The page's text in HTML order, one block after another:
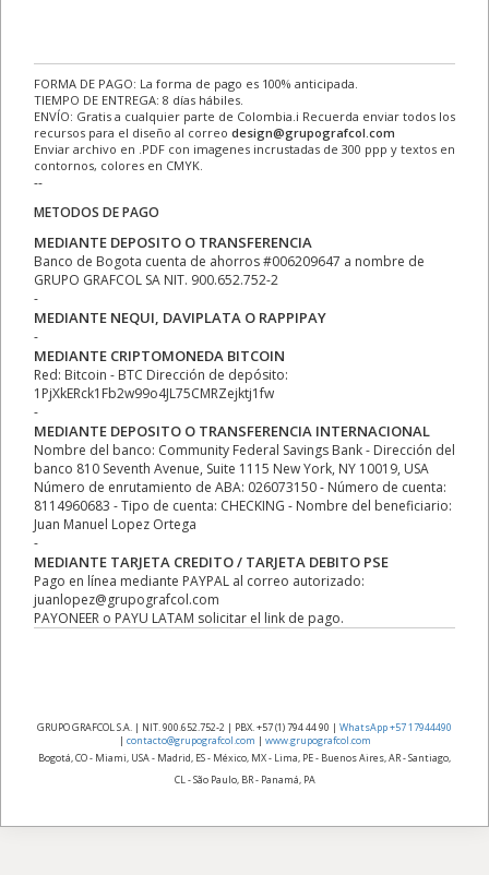
FORMA DE PAGO: La forma de pago es 100% anticipada.
TIEMPO DE ENTREGA: 8 días hábiles.
ENVÍO: Gratis a cualquier parte de Colombia.ℹ Recuerda enviar todos los
recursos para el diseño al correo design@grupografcol.com
Enviar archivo en .PDF con imagenes incrustadas de 300 ppp y textos en
contornos, colores en CMYK.
--
METODOS DE PAGO
MEDIANTE DEPOSITO O TRANSFERENCIA
Banco de Bogota cuenta de ahorros #006209647 a nombre de
GRUPO GRAFCOL SA NIT. 900.652.752-2
-
MEDIANTE NEQUI, DAVIPLATA O RAPPIPAY
-
MEDIANTE CRIPTOMONEDA BITCOIN
Red: Bitcoin - BTC Dirección de depósito:
1PjXkERck1Fb2w99o4JL75CMRZejktj1fw
-
MEDIANTE DEPOSITO O TRANSFERENCIA INTERNACIONAL
Nombre del banco: Community Federal Savings Bank - Dirección del
banco 810 Seventh Avenue, Suite 1115 New York, NY 10019, USA
Número de enrutamiento de ABA: 026073150 - Número de cuenta:
8114960683 - Tipo de cuenta: CHECKING - Nombre del beneficiario:
Juan Manuel Lopez Ortega
-
MEDIANTE TARJETA CREDITO / TARJETA DEBITO PSE
Pago en línea mediante PAYPAL al correo autorizado:
juanlopez@grupografcol.com
PAYONEER o PAYU LATAM solicitar el link de pago.
GRUPO GRAFCOL S.A. | NIT. 900.652.752-2 | PBX. +57 (1) 794 44 90 | WhatsApp +57 17944490
| contacto@grupografcol.com | www.grupografcol.com
Bogotá, CO - Miami, USA - Madrid, ES - México, MX - Lima, PE - Buenos Aires, AR - Santiago,
CL - São Paulo, BR - Panamá, PA